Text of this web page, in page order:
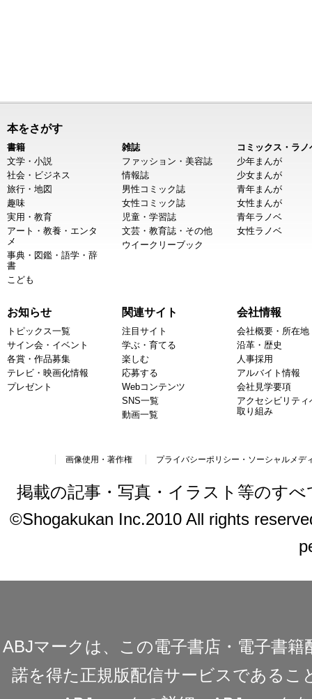
本をさがす
書籍
文学・小説
社会・ビジネス
旅行・地図
趣味
実用・教育
アート・教養・エンタ
メ
事典・図鑑・語学・辞
書
こども
雑誌
ファッション・美容誌
情報誌
男性コミック誌
女性コミック誌
児童・学習誌
文芸・教育誌・その他
ウイークリーブック
コミックス・ラノ
少年まんが
少女まんが
青年まんが
女性まんが
青年ラノベ
女性ラノベ
お知らせ
トピックス一覧
サイン会・イベント
各賞・作品募集
テレビ・映画化情報
プレゼント
関連サイト
注目サイト
学ぶ・育てる
楽しむ
応募する
Webコンテンツ
SNS一覧
動画一覧
会社情報
会社概要・所在地
沿革・歴史
人事採用
アルバイト情報
会社見学要項
アクセシビリティ
取り組み
画像使用・著作権 プライバシーポリシー・ソーシャルメデ
掲載の記事・写真・イラスト等のす
©Shogakukan Inc.2010 All rights
ABJマークは、この電子書店・電子書
諾を得た正規版配信サービスであるこ